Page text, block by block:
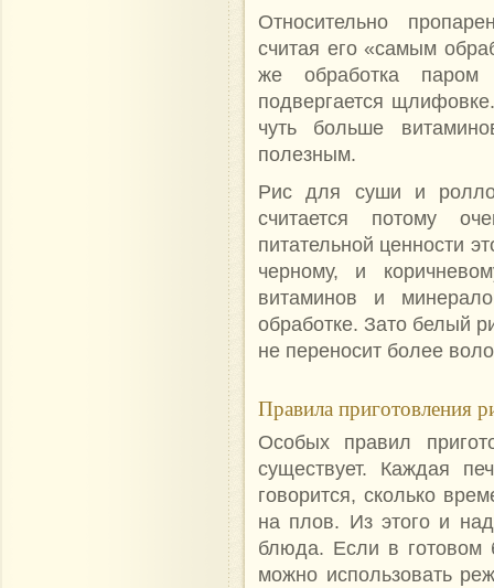
Относительно
считая его «самым
же обработка паром
подвергается
чуть больше
полезным.
Рис для суши и
считается потому
питательной ценности
черному, и
витаминов и
обработке. Зато белый
не переносит более
Правила приготовления
Особых правил
существует. Каждая
говорится, сколько
на плов. Из этого и
блюда. Если в
можно использовать